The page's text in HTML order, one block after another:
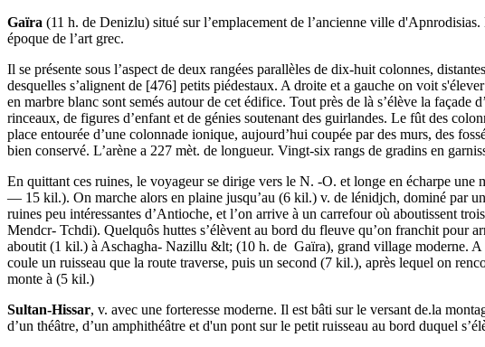
Gaïra (11 h. de Denizlu) situé sur l’emplacement de l’ancienne ville
époque de l’art grec.
Il se présente sous l’aspect de deux rangées parallèles de dix-huit colonnes,
desquelles s’alignent de [476] petits piédestaux. A droite et a gauche on voit
en marbre blanc sont semés autour de cet édifice. Tout près de là s’élève la
rinceaux, de figures d’enfant et de génies soutenant des guirlandes. Le fût des
place entourée d’une colonnade ionique, aujourd’hui coupée par des murs, des
bien conservé. L’arène a 227 mèt. de longueur. Vingt-six rangs de gradins en
En quittant ces ruines, le voyageur se dirige vers le N. -O. et longe en écharpe
— 15 kil.). On marche alors en plaine jusqu’au (6 kil.) v. de lénidjch, dominé par
ruines peu intéressantes d’Antioche, et l’on arrive à un carrefour où aboutissent
Mendcr- Tchdi). Quelquôs huttes s’élèvent au bord du fleuve qu’on franchit
aboutit (1 kil.) à Aschagha- Nazillu &lt; (10 h. de Gaïra), grand village moderne. A
coule un ruisseau que la route traverse, puis un second (7 kil.), après lequel on
monte à (5 kil.)
Sultan-Hissar, v. avec une forteresse moderne. Il est bâti sur le versant de.la
d’un théâtre, d’un amphithéâtre et d'un pont sur le petit ruisseau au bord duquel